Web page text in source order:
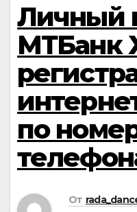
Личный
МТБанк
по
От